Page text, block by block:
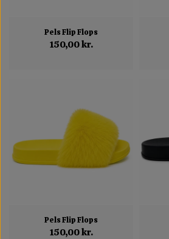
Pels Flip Flops
150,00 kr.
Pels Flip Flops
150,00 kr.